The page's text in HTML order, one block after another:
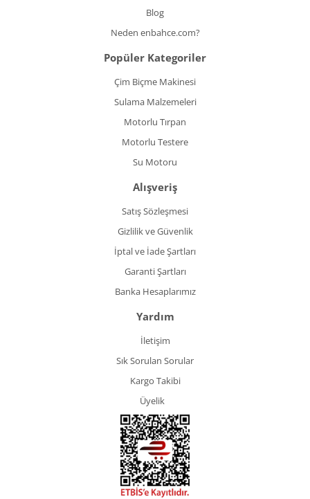
Blog
Neden enbahce.com?
Popüler Kategoriler
Çim Biçme Makinesi
Sulama Malzemeleri
Motorlu Tırpan
Motorlu Testere
Su Motoru
Alışveriş
Satış Sözleşmesi
Gizlilik ve Güvenlik
İptal ve İade Şartları
Garanti Şartları
Banka Hesaplarımız
Yardım
İletişim
Sık Sorulan Sorular
Kargo Takibi
Üyelik